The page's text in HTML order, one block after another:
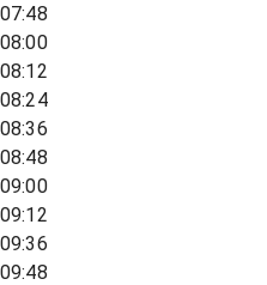
07:48
08:00
08:12
08:24
08:36
08:48
09:00
09:12
09:36
09:48